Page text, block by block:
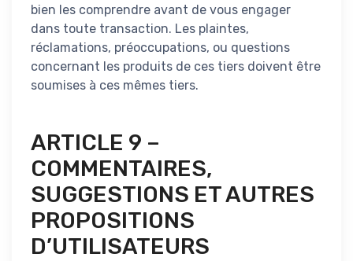
bien les comprendre avant de vous engager
dans toute transaction. Les plaintes,
réclamations, préoccupations, ou questions
concernant les produits de ces tiers doivent être
soumises à ces mêmes tiers.
ARTICLE 9 –
COMMENTAIRES,
SUGGESTIONS ET AUTRES
PROPOSITIONS
D’UTILISATEURS